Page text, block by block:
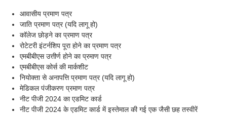
आवासीय प्रमाण पत्र
जाति प्रमाण पत्र (यदि लागू हो)
कॉलेज छोड़ने का प्रमाण पत्र
रोटेटरी इंटर्नशिप पूरा होने का प्रमाण पत्र
एमबीबीएस उत्तीर्ण होने का प्रमाण पत्र
एमबीबीएस कोर्स की मार्कशीट
नियोक्ता से अनापत्ति प्रमाण पत्र (यदि लागू हो)
मेडिकल पंजीकरण प्रमाण पत्र
नीट पीजी 2024 का एडमिट कार्ड
नीट पीजी 2024 के एडमिट कार्ड में इस्तेमाल की गई एक जैसी छह तस्वीरें